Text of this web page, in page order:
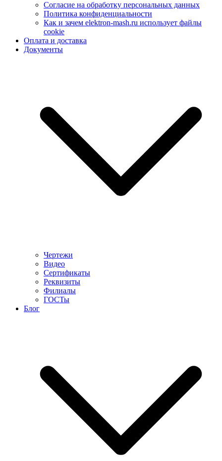
Согласие на обработку персональных данных
Политика конфиденциальности
Как и зачем elektron-mash.ru использует файлы
cookie
Оплата и доставка
Документы
Чертежи
Видео
Сертификаты
Реквизиты
Филиалы
ГОСТы
Блог